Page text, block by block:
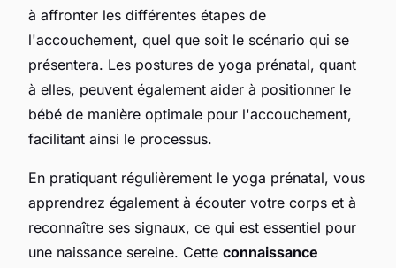
à affronter les différentes étapes de
l'accouchement, quel que soit le scénario qui se
présentera. Les postures de yoga prénatal, quant
à elles, peuvent également aider à positionner le
bébé de manière optimale pour l'accouchement,
facilitant ainsi le processus.
En pratiquant régulièrement le yoga prénatal, vous
apprendrez également à écouter votre corps et à
reconnaître ses signaux, ce qui est essentiel pour
une naissance sereine. Cette connaissance